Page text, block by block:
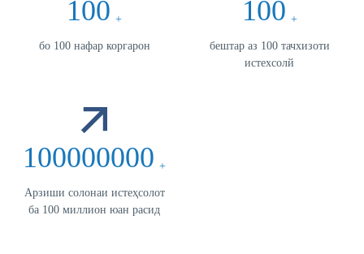
100 +
бо 100 нафар коргарон
100 +
бештар аз 100 тачхизоти
истехсолй
100000000 +
Арзиши солонаи истеҳсолот
ба 100 миллион юан расид